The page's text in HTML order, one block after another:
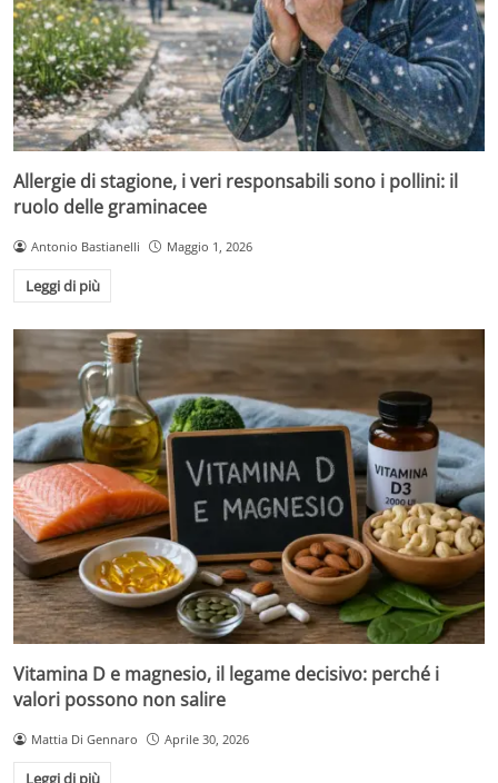
Allergie di stagione, i veri responsabili sono i pollini: il
ruolo delle graminacee
Antonio Bastianelli Maggio 1, 2026
Leggi di più
Vitamina D e magnesio, il legame decisivo: perché i
valori possono non salire
Mattia Di Gennaro Aprile 30, 2026
Leggi di più